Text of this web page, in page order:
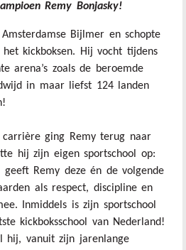
Remy Bonjasky!
Bijlmer en schopte
kickboksen. Hij vocht tijdens
arena’s zoals de beroemde
in maar liefst 124 landen
carrière ging Remy terug naar
hij zijn eigen sportschool op:
geeft Remy deze én de volgende
als respect, discipline en
Inmiddels is zijn sportschool
kickboksschool van Nederland!
hij, vanuit zijn jarenlange